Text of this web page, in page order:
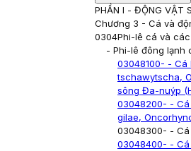
PHẦN I - ĐỘNG VẬT
Chương 3 - Cá và
0304Phi-lê cá và
- Phi-lê đông lạnh
03048100- - Cá
tschawytscha,
sông Đa-nuýp
03048200- - Cá
gilae,
03048300- - Cá
03048400- - Cá